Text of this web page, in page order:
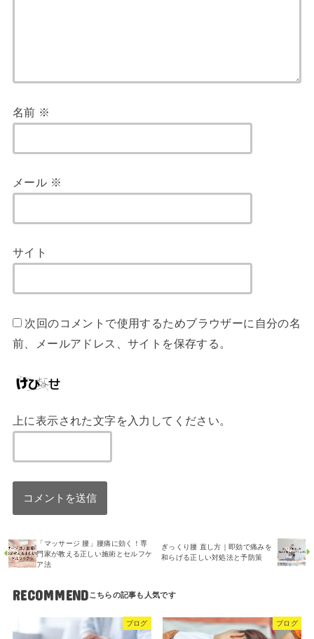
名前 ※
メール ※
サイト
次回のコメントで使用するためブラウザーに自分の名
前、メールアドレス、サイトを保存する。
上に表示された文字を入力してください。
「マッサージ 腰」腰痛に効く！専
門家が教える正しい施術とセルフケ
ア法
ぎっくり腰 直し方｜即効で痛みを
和らげる正しい対処法と予防策
RECOMMEND
ブログ ブログ